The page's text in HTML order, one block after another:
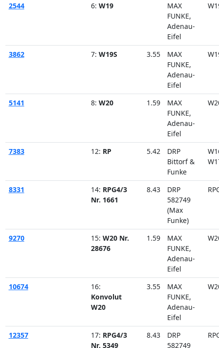
2544 6: W19
MAX
FUNKE,
Adenau-
Eifel
3862 7: W19S 3.55
MAX
FUNKE,
Adenau-
Eifel
5141 8: W20 1.59
MAX
FUNKE,
Adenau-
Eifel
7383 12: RP 5.42
DRP
Bittorf &
Funke
8331 14: RPG4/3
Nr. 1661
8.43
DRP
582749
(Max
Funke)
9270 15: W20 Nr.
28676
1.59
MAX
FUNKE,
Adenau-
Eifel
10674
16:
Konvolut
W20
3.55
MAX
FUNKE,
Adenau-
Eifel
12357 17: RPG4/3
Nr. 5349
8.43
DRP
582749